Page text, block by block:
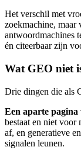
Het verschil met
zoekmachine, maar
antwoordmachines
én citeerbaar zijn
Wat GEO niet
Drie dingen die als
Een aparte
bestaat en niet voor
af, en generatieve
signalen leunen.